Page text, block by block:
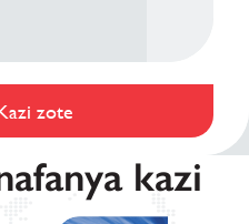
zote
kazi